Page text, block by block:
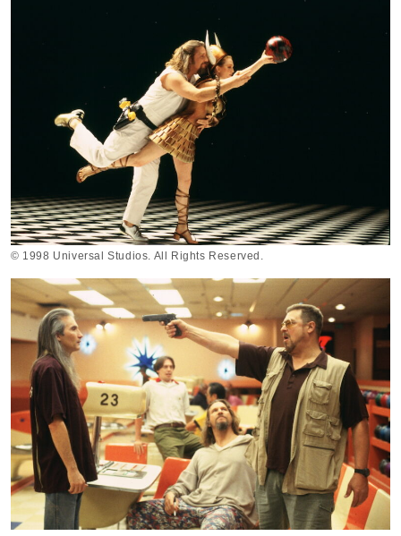
© 1998 Universal Studios. All Rights Reserved.